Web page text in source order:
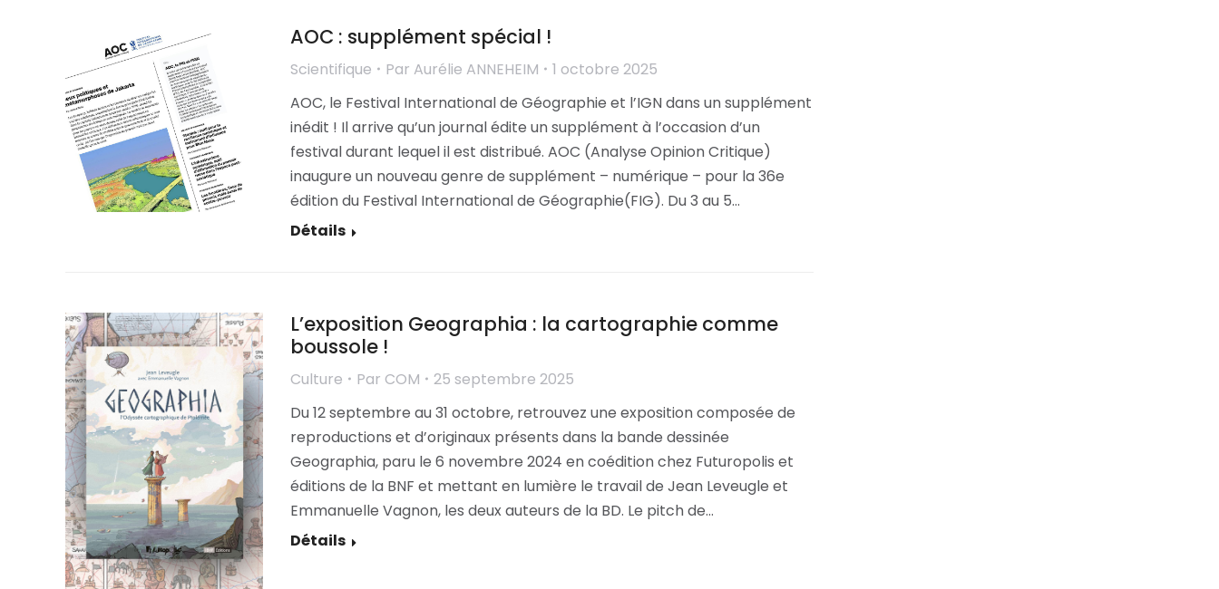
AOC : supplément spécial !
Scientifique Par Aurélie ANNEHEIM
1 octobre 2025
AOC, le Festival International de Géographie et l’IGN dans un supplément
inédit ! Il arrive qu’un journal édite un supplément à l’occasion d’un
festival durant lequel il est distribué. AOC (Analyse Opinion Critique)
inaugure un nouveau genre de supplément – numérique – pour la 36e
édition du Festival International de Géographie(FIG). Du 3 au 5…
Détails
L’exposition Geographia : la cartographie comme
boussole !
Culture Par COM
25 septembre 2025
Du 12 septembre au 31 octobre, retrouvez une exposition composée de
reproductions et d’originaux présents dans la bande dessinée
Geographia, paru le 6 novembre 2024 en coédition chez Futuropolis et
éditions de la BNF et mettant en lumière le travail de Jean Leveugle et
Emmanuelle Vagnon, les deux auteurs de la BD. Le pitch de…
Détails